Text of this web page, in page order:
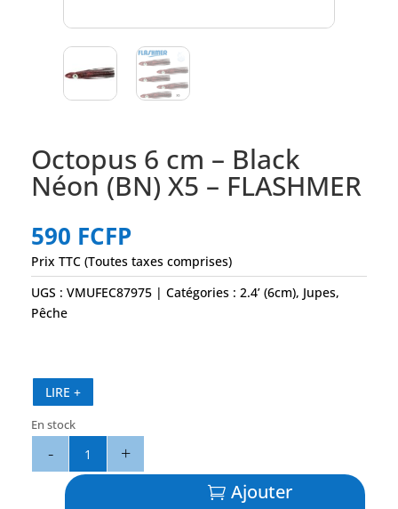
Octopus 6 cm – Black
Néon (BN) X5 – FLASHMER
590 FCFP
Prix TTC (Toutes taxes comprises)
UGS :VMUFEC87975 Catégories : 2.4’ (6cm), Jupes,
Pêche
LIRE +
En stock
Octopus
Ajouter